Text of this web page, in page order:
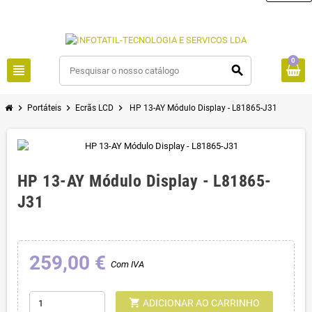
view_headline search
0
chevron_right Portáteis chevron_right Ecrãs LCD chevron_right HP 13-AY Módulo Display - L81865-J31
HP 13-AY Módulo Display - L81865-
J31
259,00 € Com IVA
shopping_cart ADICIONAR AO CARRINHO